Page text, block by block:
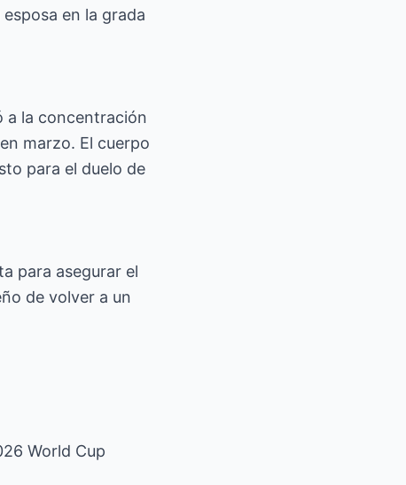
en la grada
a la concentración
marzo. El cuerpo
para el duelo de
para asegurar el
de volver a un
World Cup